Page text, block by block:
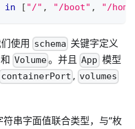
in [ "/" , "/boot" , "/
使用 schema 关键字定义
Volume。并且App 模型
containerPort , volumes
符串字面值联合类型，与“枚